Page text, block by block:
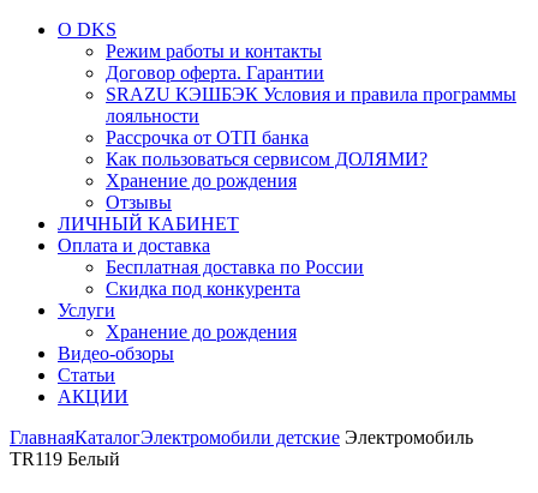
О DKS
Режим работы и контакты
Договор оферта. Гарантии
SRAZU КЭШБЭК Условия и правила программы
лояльности
Рассрочка от ОТП банка
Как пользоваться сервисом ДОЛЯМИ?
Хранение до рождения
Отзывы
ЛИЧНЫЙ КАБИНЕТ
Оплата и доставка
Бесплатная доставка по России
Скидка под конкурента
Услуги
Хранение до рождения
Видео-обзоры
Статьи
АКЦИИ
ГлавнаяКаталогЭлектромобили детские Электромобиль
TR119 Белый